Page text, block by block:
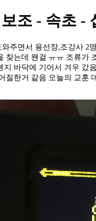
조 - 속초 -
주면서 용선장,조강사
는데 왠걸 ㅠㅠ 조류
바닥에 기어서 겨우
질한거 같음 오늘의 교